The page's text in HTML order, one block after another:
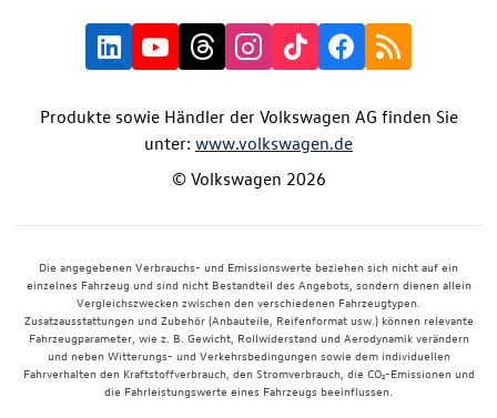
Produkte sowie Händler der Volkswagen AG finden Sie
unter: www.volkswagen.de
© Volkswagen 2026
Die angegebenen Verbrauchs- und Emissionswerte beziehen sich nicht auf ein
einzelnes Fahrzeug und sind nicht Bestandteil des Angebots, sondern dienen allein
Vergleichszwecken zwischen den verschiedenen Fahrzeugtypen.
Zusatzausstattungen und Zubehör (Anbauteile, Reifenformat usw.) können relevante
Fahrzeugparameter, wie z. B. Gewicht, Rollwiderstand und Aerodynamik verändern
und neben Witterungs- und Verkehrsbedingungen sowie dem individuellen
Fahrverhalten den Kraftstoffverbrauch, den Stromverbrauch, die CO₂-Emissionen und
die Fahrleistungswerte eines Fahrzeugs beeinflussen.